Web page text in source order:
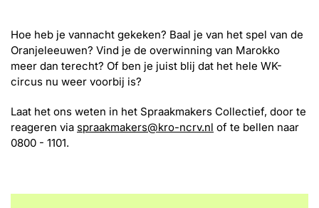
Hoe heb je vannacht gekeken? Baal je van het spel van de
Oranjeleeuwen? Vind je de overwinning van Marokko
meer dan terecht? Of ben je juist blij dat het hele WK-
circus nu weer voorbij is?
Laat het ons weten in het Spraakmakers Collectief, door te
reageren via spraakmakers@kro-ncrv.nl of te bellen naar
0800 - 1101.